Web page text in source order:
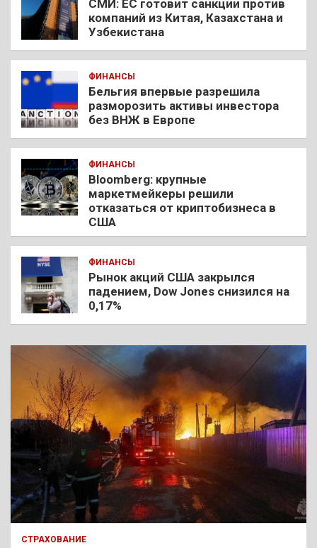
СМИ: ЕС готовит санкции против
компаний из Китая, Казахстана и
Узбекистана
ФИНАНСЫ
Бельгия впервые разрешила
разморозить активы инвестора
без ВНЖ в Европе
ФИНАНСЫ
Bloomberg: крупные
маркетмейкеры решили
отказаться от криптобизнеса в
США
ФИНАНСЫ
Рынок акций США закрылся
падением, Dow Jones снизился на
0,17%
СТРАХОВАНИЕ